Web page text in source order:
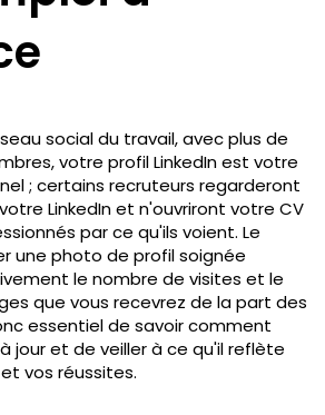
social du travail, avec plus de
votre profil LinkedIn est votre
; certains recruteurs regarderont
LinkedIn et n'ouvriront votre CV
par ce qu'ils voient. Le
une photo de profil soignée
le nombre de visites et le
que vous recevrez de la part des
essentiel de savoir comment
jour et de veiller à ce qu'il reflète
vos réussites.